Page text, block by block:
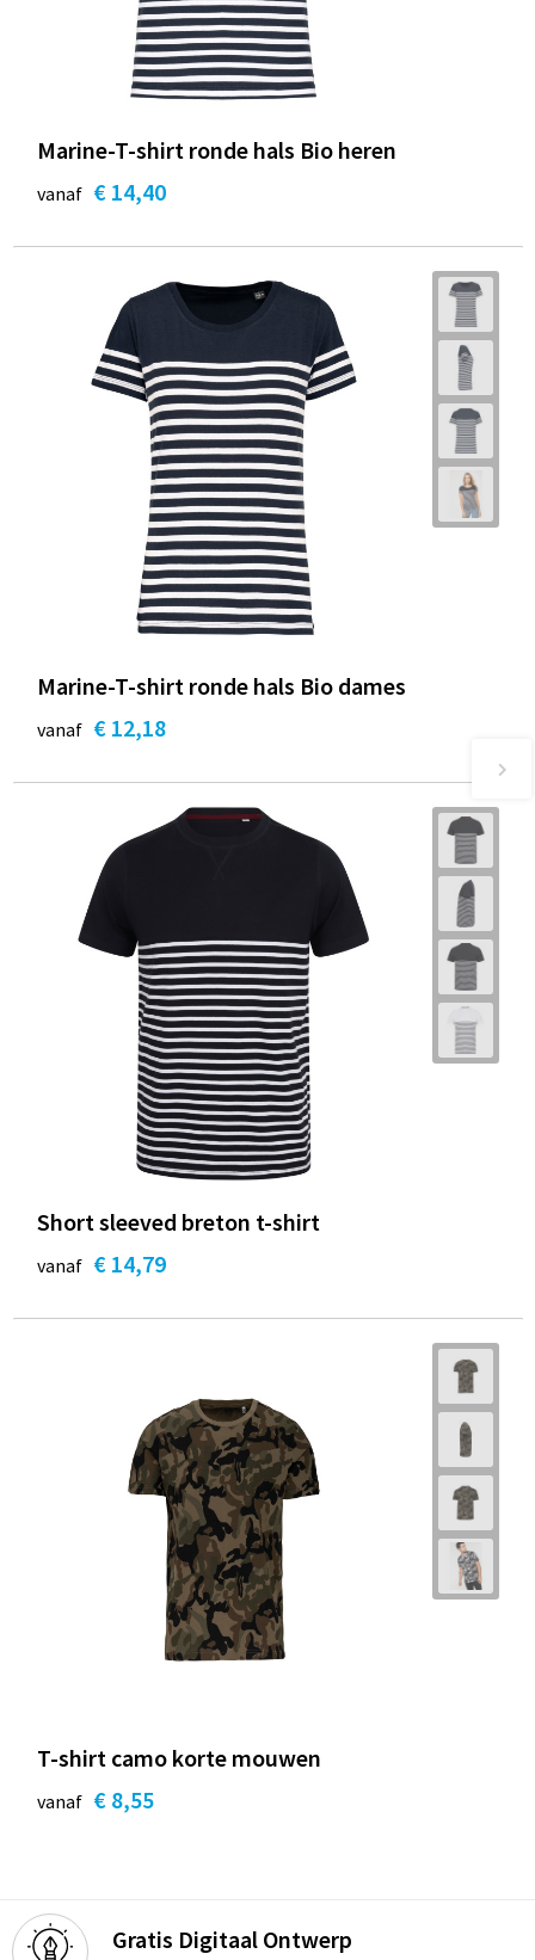
Marine-T-shirt ronde hals Bio heren
vanaf € 14,40
Marine-T-shirt ronde hals Bio dames
vanaf € 12,18
Short sleeved breton t-shirt
vanaf € 14,79
T-shirt camo korte mouwen
vanaf € 8,55
Gratis Digitaal Ontwerp